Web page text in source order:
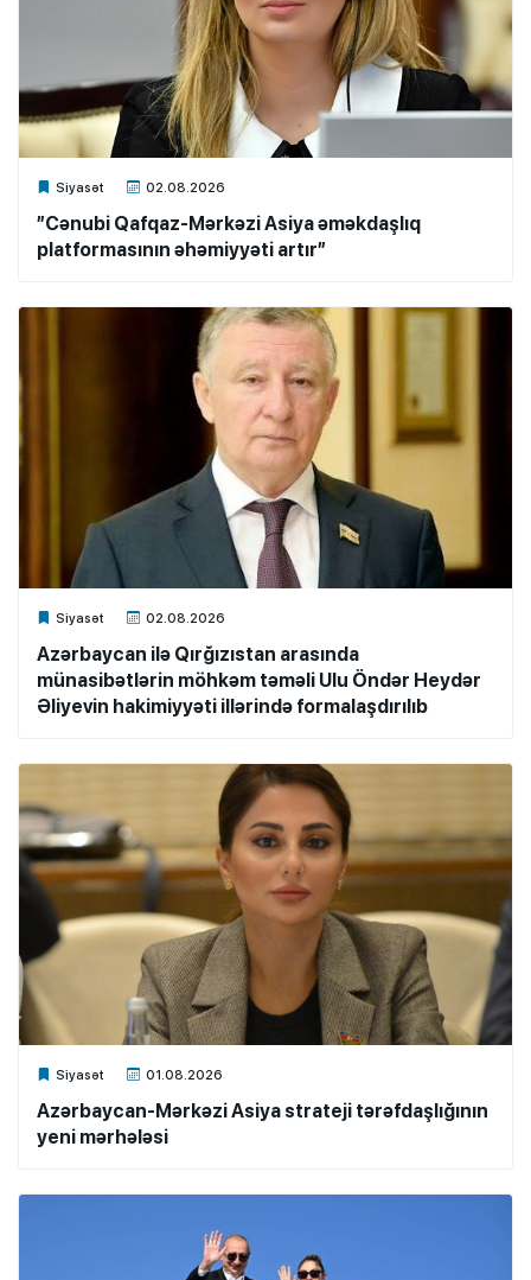
Siyasət 02.08.2026
Xalq.Online
”Cənubi Qafqaz-Mərkəzi Asiya əməkdaşlıq
platformasının əhəmiyyəti artır”
Siyasət 02.08.2026
Xalq.Online
Azərbaycan ilə Qırğızıstan arasında
münasibətlərin möhkəm təməli Ulu Öndər Heydər
Əliyevin hakimiyyəti illərində formalaşdırılıb
Siyasət 01.08.2026
Xalq.Online
Azərbaycan-Mərkəzi Asiya strateji tərəfdaşlığının
yeni mərhələsi